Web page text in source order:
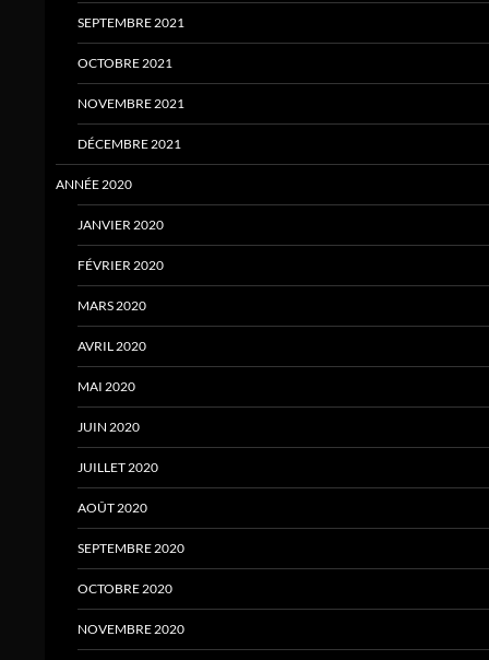
SEPTEMBRE 2021
OCTOBRE 2021
NOVEMBRE 2021
DÉCEMBRE 2021
ANNÉE 2020
JANVIER 2020
FÉVRIER 2020
MARS 2020
AVRIL 2020
MAI 2020
JUIN 2020
JUILLET 2020
AOÛT 2020
SEPTEMBRE 2020
OCTOBRE 2020
NOVEMBRE 2020